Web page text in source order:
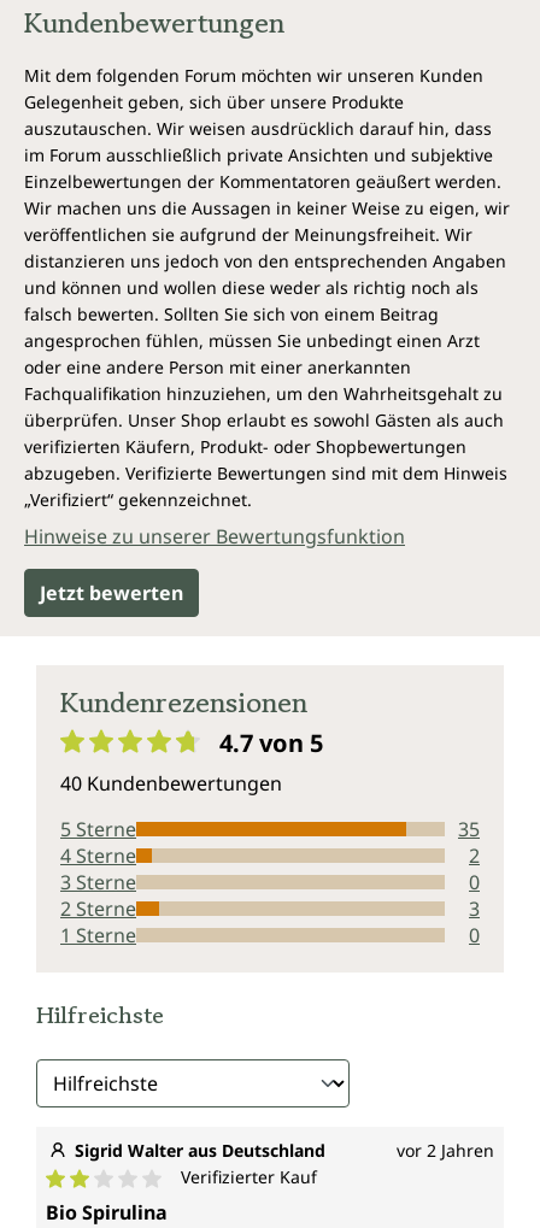
Kundenbewertungen
Mit dem folgenden Forum möchten wir unseren Kunden
Gelegenheit geben, sich über unsere Produkte
auszutauschen. Wir weisen ausdrücklich darauf hin, dass
im Forum ausschließlich private Ansichten und subjektive
Einzelbewertungen der Kommentatoren geäußert werden.
Wir machen uns die Aussagen in keiner Weise zu eigen, wir
veröffentlichen sie aufgrund der Meinungsfreiheit. Wir
distanzieren uns jedoch von den entsprechenden Angaben
und können und wollen diese weder als richtig noch als
falsch bewerten. Sollten Sie sich von einem Beitrag
angesprochen fühlen, müssen Sie unbedingt einen Arzt
oder eine andere Person mit einer anerkannten
Fachqualifikation hinzuziehen, um den Wahrheitsgehalt zu
überprüfen. Unser Shop erlaubt es sowohl Gästen als auch
verifizierten Käufern, Produkt- oder Shopbewertungen
abzugeben. Verifizierte Bewertungen sind mit dem Hinweis
„Verifiziert“ gekennzeichnet.
Hinweise zu unserer Bewertungsfunktion
Jetzt bewerten
Kundenrezensionen
4.7 von 5
40 Kundenbewertungen
5 Sterne
35
4 Sterne
2
3 Sterne
0
2 Sterne
3
1 Sterne
0
Hilfreichste
Sigrid Walter aus Deutschland vor 2 Jahren
Durchschnittliche Bewertung von 2 von 5 Sternen
Verifizierter Kauf
Bio Spirulina